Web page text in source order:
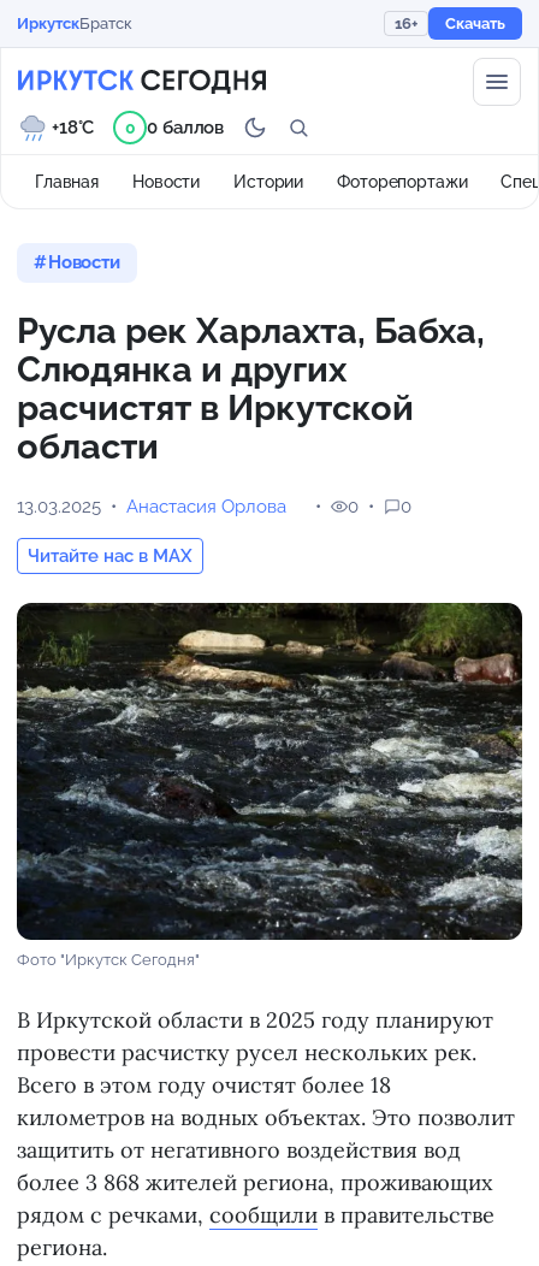
ИркутскБратск 16+ Скачать
Главная Новости Истории Фоторепортажи
+18°C 0 0 баллов
Новости
Русла рек Харлахта, Бабха,
Слюдянка и других
расчистят в Иркутской
области
13.03.2025 Анастасия Орлова
Читайте нас в MAX
0 0
Фото "Иркутск Сегодня"
В Иркутской области в 2025 году планируют
провести расчистку русел нескольких рек.
Всего в этом году очистят более 18
километров на водных объектах. Это позволит
защитить от негативного воздействия вод
более 3 868 жителей региона, проживающих
рядом с речками, сообщили в правительстве
региона.